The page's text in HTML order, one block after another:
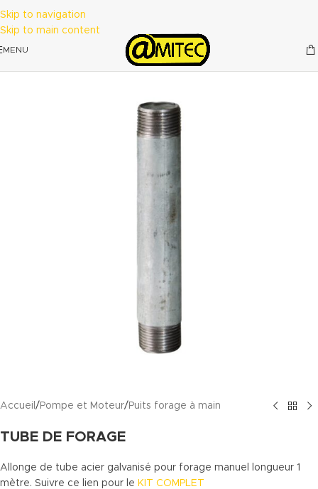
Skip to navigation
Skip to main content
MENU
Accueil / Pompe et Moteur/ Puits forage à main
TUBE DE FORAGE
Allonge de tube acier galvanisé pour forage manuel longueur 1
mètre. Suivre ce lien pour le KIT COMPLET